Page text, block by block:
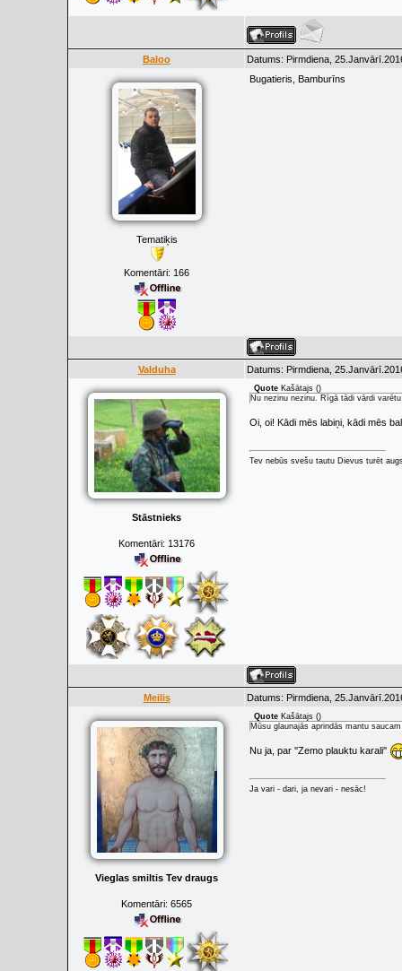
Baloo Datums: Pirmdiena,
Tematiķis
Komentāri: 166
Bugatieris, Bamburīns
Valduha Datums: Pirmdiena,
Stāstnieks
Komentāri: 13176
Quote Kašātajs ()
Nu nezinu nezinu. Rīgā tādi vārdi
Oi, oi! Kādi mēs labiņi, kādi mēs
Tev nebūs svešu tautu Dievus turēt
Meilis Datums: Pirmdiena,
Vieglas smiltis Tev draugs
Komentāri: 6565
Quote Kašātajs ()
Mūsu glaunajās aprindās mantu
Nu ja, par ''Zemo plauktu karali''
Ja vari - dari, ja nevari - nesāc!